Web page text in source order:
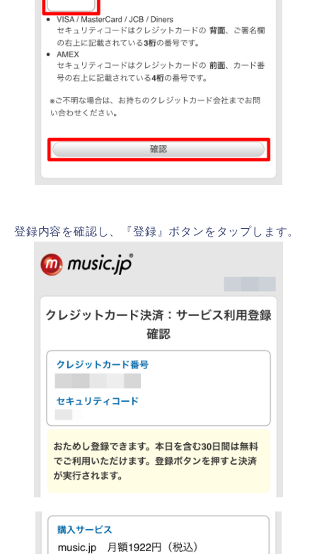
登録内容を確認し、『登録』ボタンをタップします。